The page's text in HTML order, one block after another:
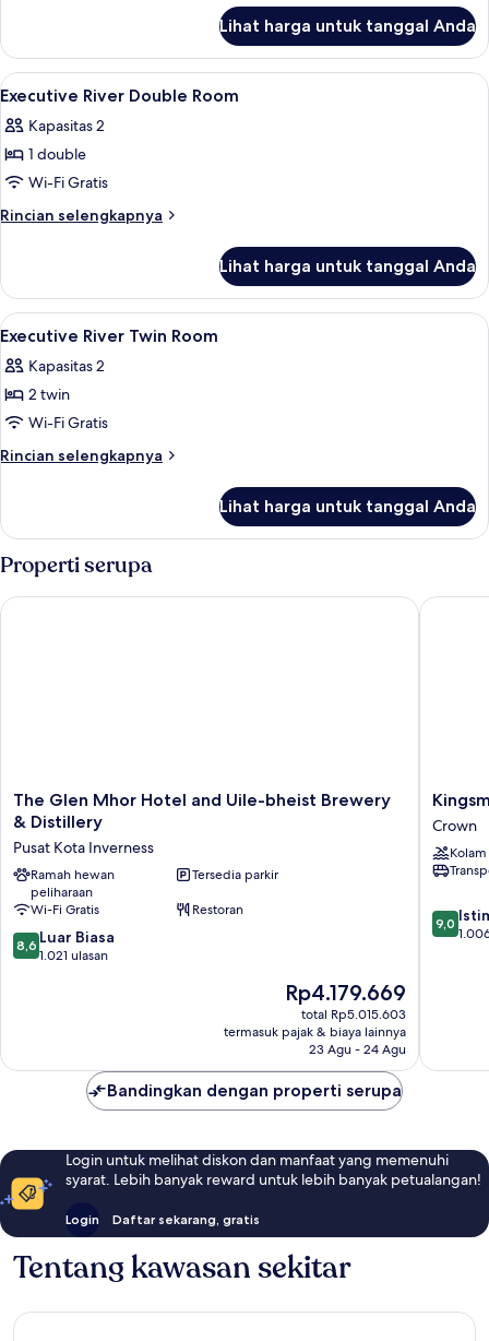
Standard
Family
Room
Lihat harga untuk tanggal Anda
Lihat
semua
foto
untuk
Executive
River
Meja kerja, ruang kerja ramah
4
Executive River Double Room
Kapasitas 2
1 double
Wi-Fi Gratis
Rincian selengkapnya
Rincian
Executive
River
Double
Lihat harga untuk tanggal Anda
Lihat
semua
foto
untuk
Executive
River
Meja kerja, ruang kerja ramah
2
Executive River Twin Room
Kapasitas 2
2 twin
Wi-Fi Gratis
Rincian selengkapnya
Rincian
Executive
Twin
Lihat harga untuk tanggal Anda
Properti serupa
The
Glen
Hotel
and
Uile-
bheist
Brewery
&
The Glen Mhor Hotel and Uile-bheist Brewery
& Distillery
Pusat Kota Inverness
Ramah hewan
peliharaan
Tersedia parkir
Wi-Fi Gratis
Restoran
8.6
dari
8,6 Luar Biasa
1.021 ulasan
Harga
sekarang
Rp4.179.669
Rp4.179.669
total Rp5.015.603
termasuk pajak & biaya lainnya
23 Agu - 24 Agu
The Glen Mhor Hotel and Uile-bheist Brewery & Distillery
Hotel
Crown
Crown
9.0
dari
9,0
Bandingkan dengan properti serupa
Login untuk melihat diskon dan manfaat yang memenuhi
syarat. Lebih banyak reward untuk lebih banyak petualangan!
Login Daftar sekarang, gratis
Tentang kawasan sekitar